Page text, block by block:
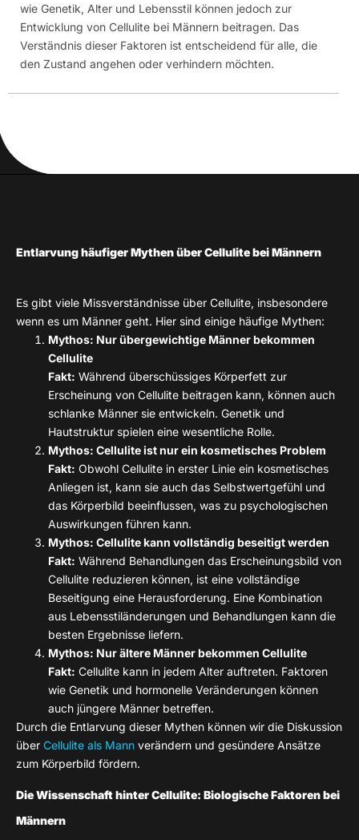
wie Genetik, Alter und Lebensstil können jedoch zur
Entwicklung von Cellulite bei Männern beitragen. Das
Verständnis dieser Faktoren ist entscheidend für alle, die
den Zustand angehen oder verhindern möchten.
Entlarvung häufiger Mythen über Cellulite bei Männern
Es gibt viele Missverständnisse über Cellulite, insbesondere
wenn es um Männer geht. Hier sind einige häufige Mythen:
Mythos: Nur übergewichtige Männer bekommen
Cellulite
Fakt: Während überschüssiges Körperfett zur
Erscheinung von Cellulite beitragen kann, können auch
schlanke Männer sie entwickeln. Genetik und
Hautstruktur spielen eine wesentliche Rolle.
Mythos: Cellulite ist nur ein kosmetisches Problem
Fakt: Obwohl Cellulite in erster Linie ein kosmetisches
Anliegen ist, kann sie auch das Selbstwertgefühl und
das Körperbild beeinflussen, was zu psychologischen
Auswirkungen führen kann.
Mythos: Cellulite kann vollständig beseitigt werden
Fakt: Während Behandlungen das Erscheinungsbild von
Cellulite reduzieren können, ist eine vollständige
Beseitigung eine Herausforderung. Eine Kombination
aus Lebensstiländerungen und Behandlungen kann die
besten Ergebnisse liefern.
Mythos: Nur ältere Männer bekommen Cellulite
Fakt: Cellulite kann in jedem Alter auftreten. Faktoren
wie Genetik und hormonelle Veränderungen können
auch jüngere Männer betreffen.
Durch die Entlarvung dieser Mythen können wir die Diskussion
über Cellulite als Mann verändern und gesündere Ansätze
zum Körperbild fördern.
Die Wissenschaft hinter Cellulite: Biologische Faktoren bei
Männern